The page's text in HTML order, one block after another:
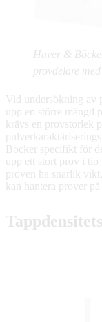
Haver &
provdelare
Vid undersökning av
upp en större
krävs en provstorlek
Böcker specifikt för
upp ett stort prov i
proven ha snarlik
kan hantera prover